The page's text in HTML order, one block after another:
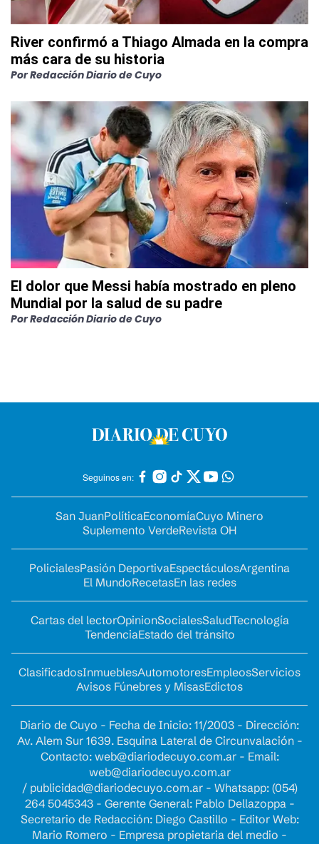
River confirmó a Thiago Almada en la compra
más cara de su historia
PorRedacción Diario de Cuyo
El dolor que Messi había mostrado en pleno
Mundial por la salud de su padre
PorRedacción Diario de Cuyo
Seguinos en:
San JuanPolíticaEconomíaCuyo Minero
Suplemento VerdeRevista OH
PolicialesPasión DeportivaEspectáculosArgentina
El MundoRecetasEn las redes
Cartas del lectorOpinionSocialesSaludTecnología
TendenciaEstado del tránsito
ClasificadosInmueblesAutomotoresEmpleosServicios
Avisos Fúnebres y MisasEdictos
Diario de Cuyo - Fecha de Inicio: 11/2003 - Dirección:
Av. Alem Sur 1639. Esquina Lateral de Circunvalación -
Contacto: web@diariodecuyo.com.ar- Email:
web@diariodecuyo.com.ar
/ publicidad@diariodecuyo.com.ar- Whatsapp: (054)
264 5045343 - Gerente General: Pablo Dellazoppa -
Secretario de Redacción: Diego Castillo - Editor Web:
Mario Romero - Empresa propietaria del medio -